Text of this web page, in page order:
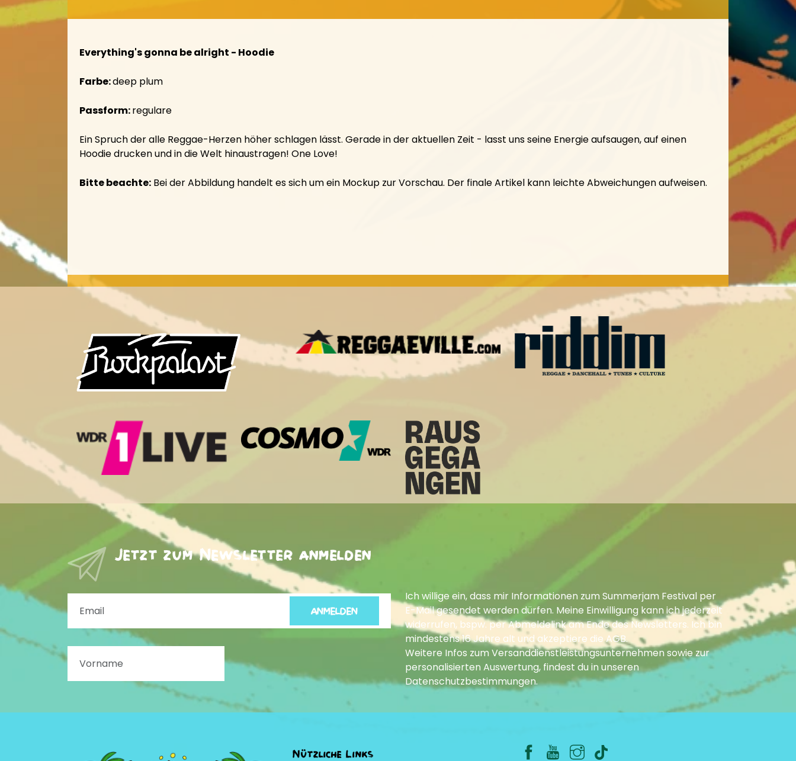
Everything's gonna be alright - Hoodie
Farbe:deep plum
Passform:regulare
Ein Spruch der alle Reggae-Herzen höher schlagen lässt. Gerade in der aktuellen Zeit - lasst uns seine Energie aufsaugen, auf einen
Hoodie drucken und in die Welt hinaustragen! One Love!
Bitte beachte: Bei der Abbildung handelt es sich um ein Mockup zur Vorschau. Der finale Artikel kann leichte Abweichungen aufweisen.
Jetzt zum Newsletter anmelden
ANMELDEN
Ich willige ein, dass mir Informationen zum Summerjam Festival per
E-Mail gesendet werden dürfen. Meine Einwilligung kann ich jederzeit
widerrufen, bspw. per Abmeldelink am Ende des Newsletters. Ich bin
mindestens 16 Jahre alt und akzeptiere dieAGB.
Weitere Infos zum Versanddienstleistungsunternehmen sowie zur
personalisierten Auswertung, findest du in unseren
Datenschutzbestimmungen.
Nützliche Links